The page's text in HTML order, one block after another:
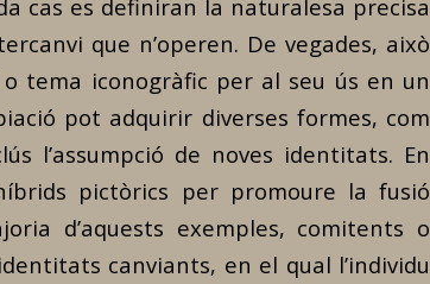
cas es definiran la naturalesa precisa
que n’operen. De vegades, això
o tema iconogràfic per al seu ús en un
pot adquirir diverses formes, com
l’assumpció de noves identitats. En
pictòrics per promoure la fusió
d’aquests exemples, comitents o
canviants, en el qual l’individu